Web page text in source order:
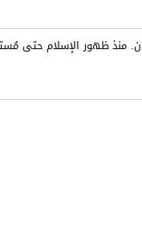
منذ ظهور الإسلام حتى